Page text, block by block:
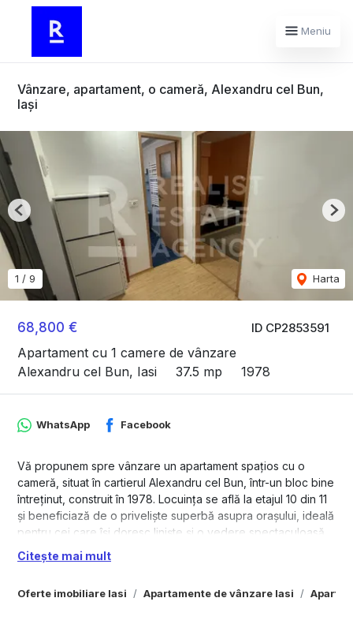
Meniu
Vânzare, apartament, o cameră, Alexandru cel Bun,
Iași
ID CP2853591
68,800 €
Apartament cu 1 camere de vânzare
Alexandru cel Bun, Iasi
37.5 mp 1978
1 / 9 Harta
Previous
Oferte imobiliare Iasi Apartamente de vânzare Iasi
WhatsApp Facebook
Vă propunem spre vânzare un apartament spațios cu o
cameră, situat în cartierul Alexandru cel Bun, într-un bloc bine
întreținut, construit în 1978. Locuința se află la etajul 10 din 11
și beneficiază de o priveliște superbă asupra orașului, ideală
pentru cei care își doresc liniște și o vedere spectaculoasă.
Apartamentul are o suprafață de 37,5 mp, compartimentată
vinde semimobilat, oferind posibilitatea noilor proprietari de
Citește mai mult